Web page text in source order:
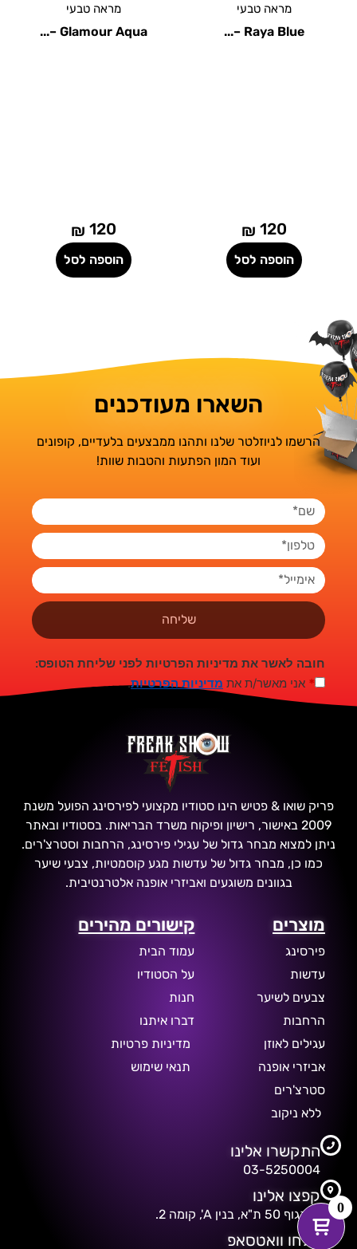
מראה טבעי
Raya Blue –...
120
₪
הוספה לסל
מראה טבעי
Glamour Aqua –...
120
₪
הוספה לסל
השארו מעודכנים
הרשמו לניוזלטר שלנו ותהנו ממבצעים בלעדיים, קופונים
ועוד המון הפתעות והטבות שוות!
שליחה
חובה לאשר את מדיניות הפרטיות לפני שליחת הטופס:
* אני מאשר/ת את מדיניות הפרטיות.
פריק שואו & פטיש הינו סטודיו מקצועי לפירסינג הפועל משנת
2009 באישור, רישיון ופיקוח משרד הבריאות. בסטודיו ובאתר
ניתן למצוא מבחר גדול של עגילי פירסינג, הרחבות וסטרצ'רים.
כמו כן, מבחר גדול של עדשות מגע קוסמטיות, צבעי שיער
בגוונים משוגעים ואביזרי אופנה אלטרנטיבית.
מוצרים
פירסינג
עדשות
צבעים לשיער
הרחבות
עגילים לאוזן
אביזרי אופנה
סטרצ'רים
ללא ניקוב
קישורים מהירים
עמוד הבית
על הסטודיו
חנות
דברו איתנו
מדיניות פרטיות
תנאי שימוש
התקשרו אלינו
03-5250004
קפצו אלינו
דיזנגוף 50 ת"א, בנין A', קומה 2.
שלחו וואטסאפ
0